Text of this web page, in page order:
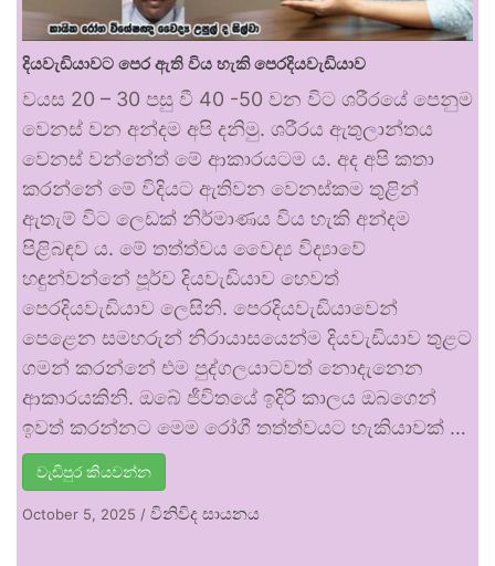
දියවැඩියාවට පෙර ඇති විය හැකි පෙරදියවැඩියාව
වයස 20 – 30 පසු වී 40 -50 වන විට ශරීරයේ පෙනුම
වෙනස් වන අන්දම අපි දනිමු. ශරීරය ඇතුලාන්තය
වෙනස් වන්නේත් මේ ආකාරයටම ය. අද අපි කතා
කරන්නේ මේ විදියට ඇතිවන වෙනස්කම තුළින්
ඇතැම් විට ලෙඩක් නිර්මාණය විය හැකි අන්දම
පිළිබඳව ය. මේ තත්ත්වය වෛද්‍ය විද්‍යාවේ
හඳුන්වන්නේ පූර්ව දියවැඩියාව හෙවත්
පෙරදියවැඩියාව ලෙසිනි. පෙරදියවැඩියාවෙන්
පෙළෙන සමහරුන් නිරායාසයෙන්ම දියවැඩියාව තුළට
ගමන් කරන්නේ එම පුද්ගලයාටවත් නොදැනෙන
ආකාරයකිනි. ඔබේ ජීවිතයේ ඉදිරි කාලය ඔබගෙන්
ඉවත් කරන්නට මෙම රෝගී තත්ත්වයට හැකියාවක් …
වැඩිපුර කියවන්න
October 5, 2025 / විනිවිද සායනය